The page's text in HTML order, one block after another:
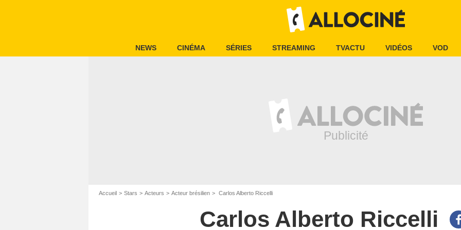
NEWS CINÉMA SÉRIES STREAMING TVACTU VIDÉOS VOD
Accueil Stars Acteurs Acteur brésilien Carlos Alberto Riccelli
Carlos Alberto Riccelli